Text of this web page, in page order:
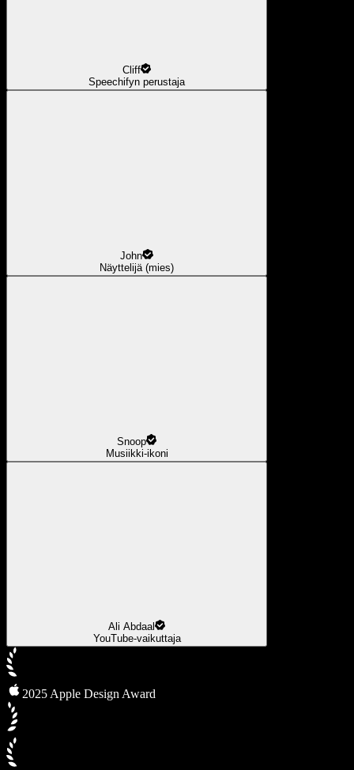
Cliff
Speechifyn perustaja
John
Näyttelijä (mies)
Snoop
Musiikki-ikoni
Ali Abdaal
YouTube-vaikuttaja
2025 Apple Design Award